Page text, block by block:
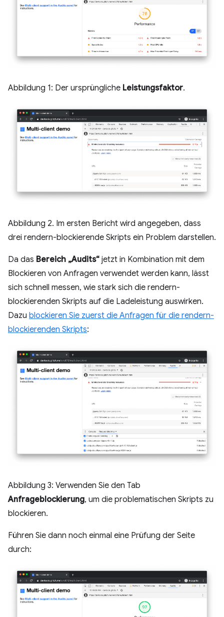
Abbildung 1: Der ursprüngliche Leistungsfaktor.
Abbildung 2. Im ersten Bericht wird angegeben, dass
drei rendern-blockierende Skripts ein Problem darstellen.
Da das Bereich „Audits“ jetzt in Kombination mit dem
Blockieren von Anfragen verwendet werden kann, lässt
sich schnell messen, wie stark sich die rendern-
blockierenden Skripts auf die Ladeleistung auswirken.
Dazu blockieren Sie zuerst die Anfragen für die rendern-
blockierenden Skripts:
Abbildung 3: Verwenden Sie den Tab
Anfrageblockierung, um die problematischen Skripts zu
blockieren.
Führen Sie dann noch einmal eine Prüfung der Seite
durch: